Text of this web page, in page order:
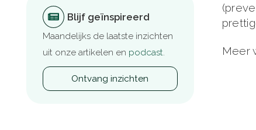
Blijf geïnspireerd
Maandelijks de laatste inzichten
uit onze artikelen en podcast.
Ontvang inzichten
Meer